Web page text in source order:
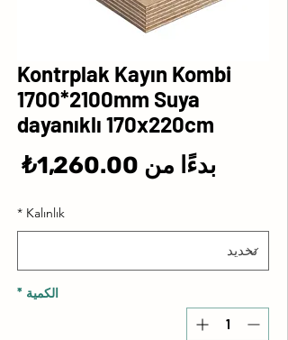
Kontrplak Kayın Kombi
1700*2100mm Suya
dayanıklı 170x220cm
بدءًا من 1,260.00₺
Kalınlık
*
الكمية *